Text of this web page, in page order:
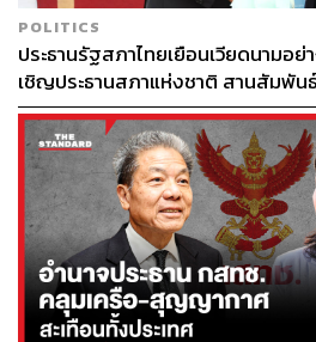
POLITICS
ประธานรัฐสภาไทยเยือนเวียดนามอย่
เชิญประธานสภาแห่งชาติ สานสัมพั